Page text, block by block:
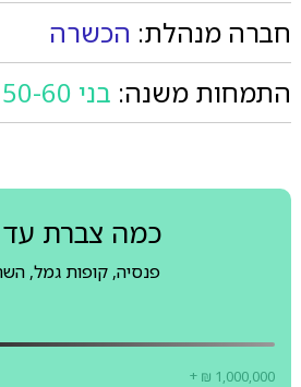
חברה מנהלת: הכשרה
התמחות משנה: בני 50-60
כמה צברת
פנסיה, קופות גמל,
+ ₪ 1,000,000